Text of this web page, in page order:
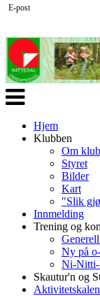
Veksle
navigasjon
Hjem
Klubben
Om
Styret
Bilder
Kart
"Slik
Innmelding
Trening og
Ny på
Ni-Nitti-
Skautur'n og
E-post